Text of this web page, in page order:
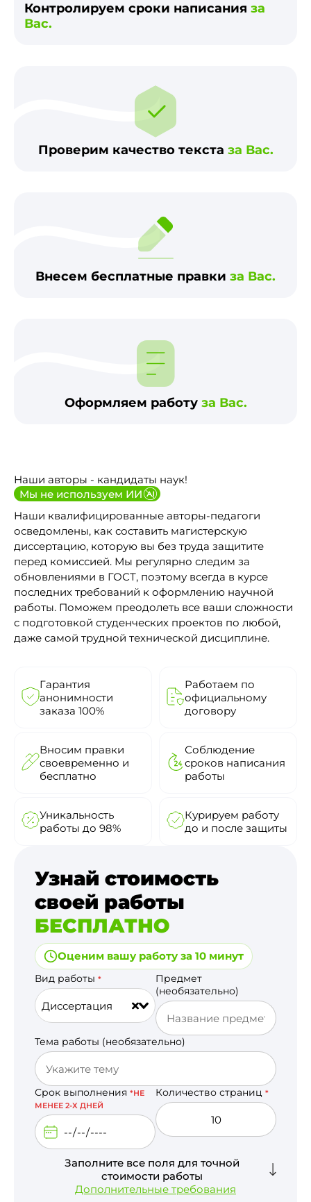
Контролируем сроки написания за
Вас.
Проверим качество текста за Вас.
Внесем бесплатные правки за Вас.
Оформляем работу за Вас.
Наши авторы - кандидаты наук!
Мы не используем ИИ
Наши квалифицированные авторы-педагоги
осведомлены, как составить магистерскую
диссертацию, которую вы без труда защитите
перед комиссией. Мы регулярно следим за
обновлениями в ГОСТ, поэтому всегда в курсе
последних требований к оформлению научной
работы. Поможем преодолеть все ваши сложности
с подготовкой студенческих проектов по любой,
даже самой трудной технической дисциплине.
Гарантия
анонимности
заказа 100%
Работаем по
официальному
договору
Вносим правки
своевременно и
бесплатно
Соблюдение
сроков написания
работы
Уникальность
работы до 98%
Курируем работу
до и после защиты
Узнай стоимость
своей работы
БЕСПЛАТНО
Оценим вашу работу за 10 минут
Вид работы *
Диссертация
Предмет
(необязательно)
Тема работы (необязательно)
Срок выполнения *НЕ
МЕНЕЕ 2-Х ДНЕЙ
Количество страниц *
Заполните все поля для точной
стоимости работы
Дополнительные требования